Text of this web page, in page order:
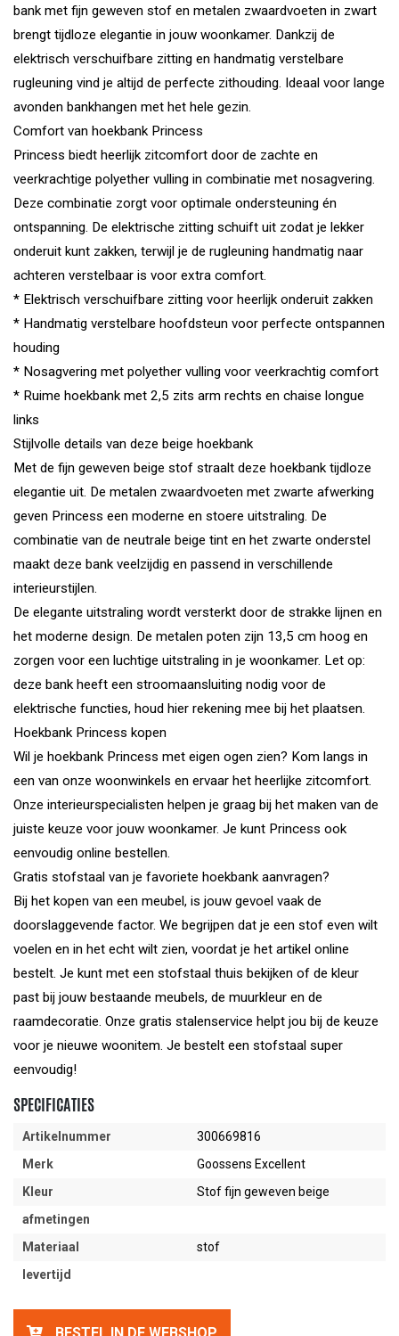
bank met fijn geweven stof en metalen zwaardvoeten in zwart
brengt tijdloze elegantie in jouw woonkamer. Dankzij de
elektrisch verschuifbare zitting en handmatig verstelbare
rugleuning vind je altijd de perfecte zithouding. Ideaal voor lange
avonden bankhangen met het hele gezin.
Comfort van hoekbank Princess
Princess biedt heerlijk zitcomfort door de zachte en
veerkrachtige polyether vulling in combinatie met nosagvering.
Deze combinatie zorgt voor optimale ondersteuning én
ontspanning. De elektrische zitting schuift uit zodat je lekker
onderuit kunt zakken, terwijl je de rugleuning handmatig naar
achteren verstelbaar is voor extra comfort.
* Elektrisch verschuifbare zitting voor heerlijk onderuit zakken
* Handmatig verstelbare hoofdsteun voor perfecte ontspannen
houding
* Nosagvering met polyether vulling voor veerkrachtig comfort
* Ruime hoekbank met 2,5 zits arm rechts en chaise longue
links
Stijlvolle details van deze beige hoekbank
Met de fijn geweven beige stof straalt deze hoekbank tijdloze
elegantie uit. De metalen zwaardvoeten met zwarte afwerking
geven Princess een moderne en stoere uitstraling. De
combinatie van de neutrale beige tint en het zwarte onderstel
maakt deze bank veelzijdig en passend in verschillende
interieurstijlen.
De elegante uitstraling wordt versterkt door de strakke lijnen en
het moderne design. De metalen poten zijn 13,5 cm hoog en
zorgen voor een luchtige uitstraling in je woonkamer. Let op:
deze bank heeft een stroomaansluiting nodig voor de
elektrische functies, houd hier rekening mee bij het plaatsen.
Hoekbank Princess kopen
Wil je hoekbank Princess met eigen ogen zien? Kom langs in
een van onze woonwinkels en ervaar het heerlijke zitcomfort.
Onze interieurspecialisten helpen je graag bij het maken van de
juiste keuze voor jouw woonkamer. Je kunt Princess ook
eenvoudig online bestellen.
Gratis stofstaal van je favoriete hoekbank aanvragen?
Bij het kopen van een meubel, is jouw gevoel vaak de
doorslaggevende factor. We begrijpen dat je een stof even wilt
voelen en in het echt wilt zien, voordat je het artikel online
bestelt. Je kunt met een stofstaal thuis bekijken of de kleur
past bij jouw bestaande meubels, de muurkleur en de
raamdecoratie. Onze gratis stalenservice helpt jou bij de keuze
voor je nieuwe woonitem. Je bestelt een stofstaal super
eenvoudig!
SPECIFICATIES
Artikelnummer
300669816
Merk
Goossens Excellent
Kleur
Stof fijn geweven beige
afmetingen
Materiaal
stof
levertijd
BESTEL IN DE WEBSHOP